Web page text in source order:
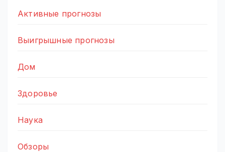
Активные прогнозы
Выигрышные прогнозы
Дом
Здоровье
Наука
Обзоры